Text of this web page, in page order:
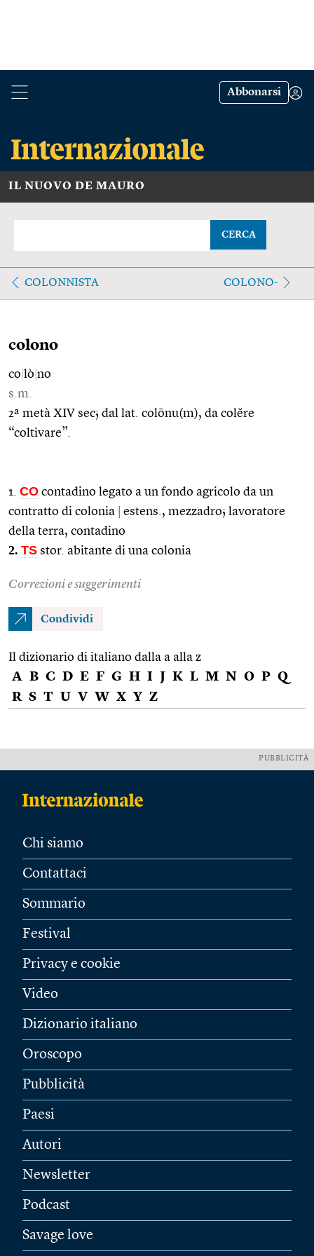
Abbonarsi
IL NUOVO DE MAURO
CERCA
COLONNISTA COLONO-
colono
co lò no
s.m.
2ª metà XIV sec; dal lat. colōnu(m), da colĕre
“coltivare”.
1. CO contadino legato a un fondo agricolo da un
contratto di colonia
estens., mezzadro; lavoratore
della terra, contadino
2. TS stor. abitante di una colonia
Correzioni e suggerimenti
Condividi
Il dizionario di italiano dalla a alla z
A B C D E F G H I J K L M N O P Q
R S T U V W X Y Z
PUBBLICITÀ
Chi siamo
Contattaci
Sommario
Festival
Privacy e cookie
Video
Dizionario italiano
Oroscopo
Pubblicità
Paesi
Autori
Newsletter
Podcast
Savage love